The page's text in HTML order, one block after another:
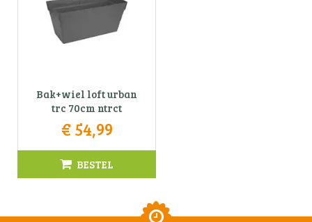
Bak+wiel loft urban
trc 70cm ntrct
€ 54,99
BESTEL